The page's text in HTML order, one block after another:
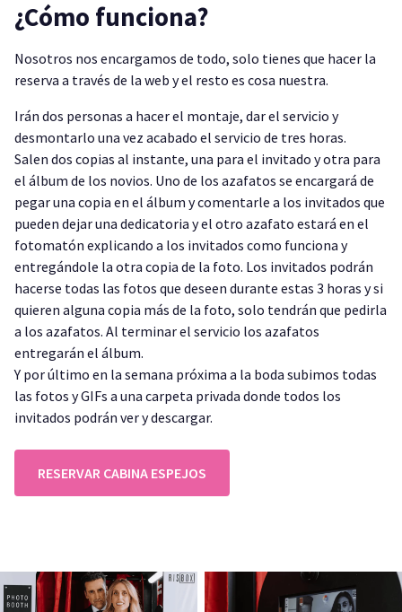
¿Cómo funciona?
Nosotros nos encargamos de todo, solo tienes que hacer la
reserva a través de la web y el resto es cosa nuestra.
Irán dos personas a hacer el montaje, dar el servicio y
desmontarlo una vez acabado el servicio de tres horas.
Salen dos copias al instante, una para el invitado y otra para
el álbum de los novios. Uno de los azafatos se encargará de
pegar una copia en el álbum y comentarle a los invitados que
pueden dejar una dedicatoria y el otro azafato estará en el
fotomatón explicando a los invitados como funciona y
entregándole la otra copia de la foto. Los invitados podrán
hacerse todas las fotos que deseen durante estas 3 horas y si
quieren alguna copia más de la foto, solo tendrán que pedirla
a los azafatos. Al terminar el servicio los azafatos
entregarán el álbum.
Y por último en la semana próxima a la boda subimos todas
las fotos y GIFs a una carpeta privada donde todos los
invitados podrán ver y descargar.
RESERVAR CABINA ESPEJOS